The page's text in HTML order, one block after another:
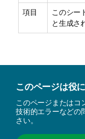
項目
このシー
と生成さ
このページは役
このページまたはコ
技術的エラーなどの
さい。